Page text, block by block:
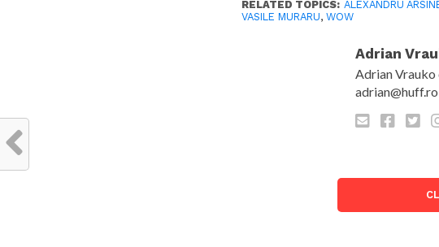
RELATED TOPICS: ALEXANDRU
VASILE MURARU,WOW
Adrian
Adrian
adrian@huff.ro